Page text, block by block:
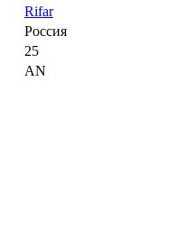
Rifar
Россия
25
AN